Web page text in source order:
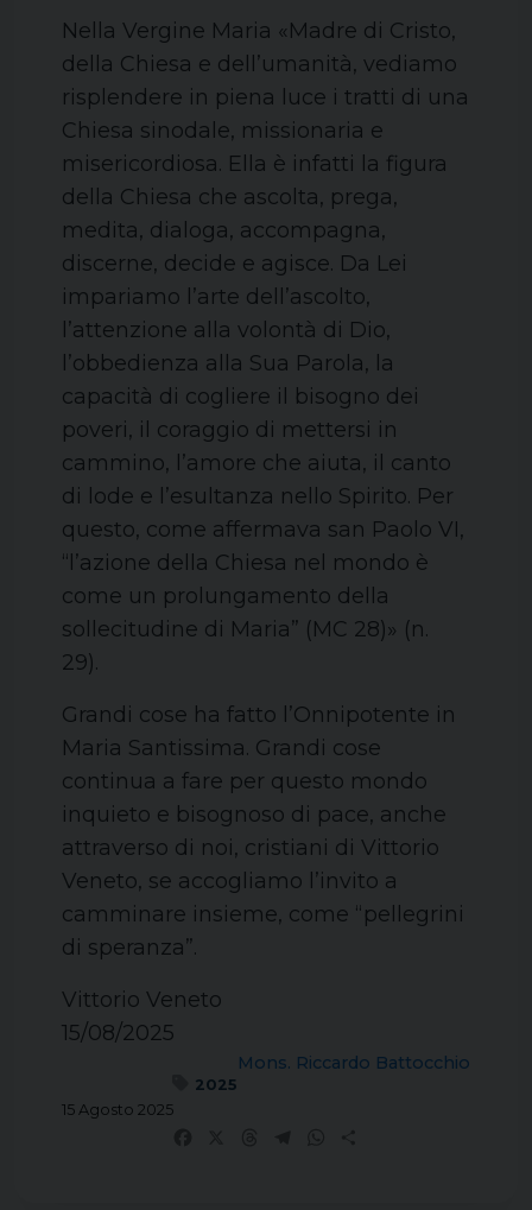
Nella Vergine Maria «Madre di Cristo,
della Chiesa e dell’umanità, vediamo
risplendere in piena luce i tratti di una
Chiesa sinodale, missionaria e
misericordiosa. Ella è infatti la figura
della Chiesa che ascolta, prega,
medita, dialoga, accompagna,
discerne, decide e agisce. Da Lei
impariamo l’arte dell’ascolto,
l’attenzione alla volontà di Dio,
l’obbedienza alla Sua Parola, la
capacità di cogliere il bisogno dei
poveri, il coraggio di mettersi in
cammino, l’amore che aiuta, il canto
di lode e l’esultanza nello Spirito. Per
questo, come affermava san Paolo VI,
“l’azione della Chiesa nel mondo è
come un prolungamento della
sollecitudine di Maria” (MC 28)» (n.
29).
Grandi cose ha fatto l’Onnipotente in
Maria Santissima. Grandi cose
continua a fare per questo mondo
inquieto e bisognoso di pace, anche
attraverso di noi, cristiani di Vittorio
Veneto, se accogliamo l’invito a
camminare insieme, come “pellegrini
di speranza”.
Vittorio Veneto
15/08/2025
Mons. Riccardo Battocchio
2025
15 Agosto 2025